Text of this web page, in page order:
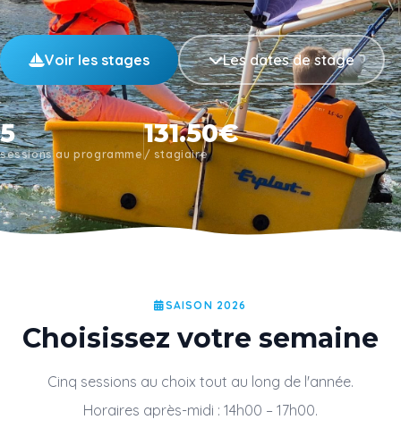
Voir les stages Les dates de stage
5
sessions au programme
131.50€
/ stagiaire
SAISON 2026
Choisissez votre semaine
Cinq sessions au choix tout au long de l'année.
Horaires après-midi : 14h00 – 17h00.